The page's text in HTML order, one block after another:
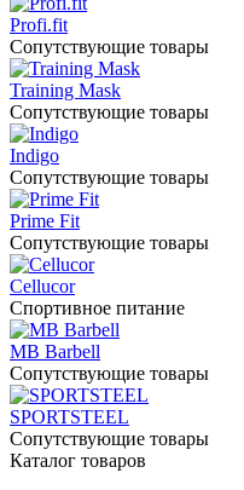
Profi.fit
Сопутствующие товары
Training Mask
Сопутствующие товары
Indigo
Сопутствующие товары
Prime Fit
Сопутствующие товары
Cellucor
Спортивное питание
MB Barbell
Сопутствующие товары
SPORTSTEEL
Сопутствующие товары
Каталог товаров